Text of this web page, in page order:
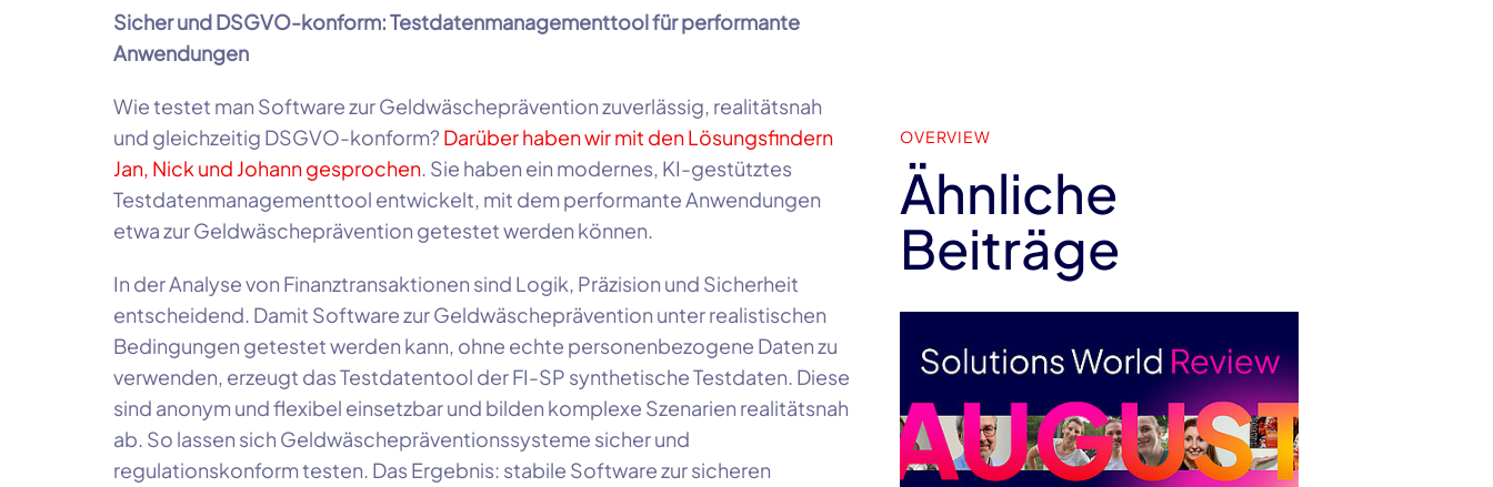
Sicher und DSGVO-konform: Testdatenmanagementtool für performante
Anwendungen
Wie testet man Software zur Geldwäscheprävention zuverlässig, realitätsnah
und gleichzeitig DSGVO-konform?Darüber haben wir mit den Lösungsfindern
Jan, Nick und Johann gesprochen. Sie haben ein modernes, KI-gestütztes
Testdatenmanagementtool entwickelt, mit dem performante Anwendungen
etwa zur Geldwäscheprävention getestet werden können.
In der Analyse von Finanztransaktionen sind Logik, Präzision und Sicherheit
entscheidend. Damit Software zur Geldwäscheprävention unter realistischen
Bedingungen getestet werden kann, ohne echte personenbezogene Daten zu
verwenden, erzeugt das Testdatentool der FI-SP synthetische Testdaten. Diese
sind anonym und flexibel einsetzbar und bilden komplexe Szenarien realitätsnah
ab. So lassen sich Geldwäschepräventionssysteme sicher und
regulationskonform testen. Das Ergebnis: stabile Software zur sicheren
OVERVIEW
Ähnliche
Beiträge